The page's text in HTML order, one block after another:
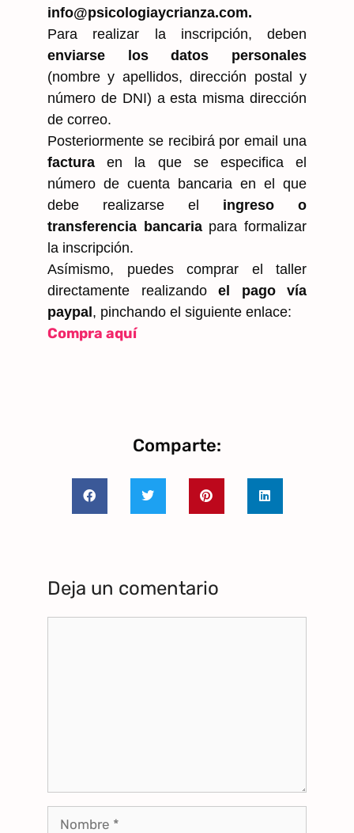
info@psicologiaycrianza.com.
Para realizar la inscripción, deben
enviarse los datos personales
(nombre y apellidos, dirección postal y
número de DNI) a esta misma dirección
de correo.
Posteriormente se recibirá por email una
factura en la que se especifica el
número de cuenta bancaria en el que
debe realizarse el ingreso o
transferencia bancariapara formalizar
la inscripción.
Asímismo, puedes comprar el taller
directamente realizando el pago vía
paypal, pinchando el siguiente enlace:
Compra aquí
Comparte:
Deja un comentario